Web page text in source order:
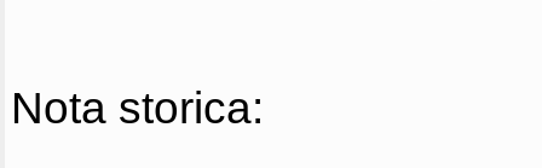
Nota storica: